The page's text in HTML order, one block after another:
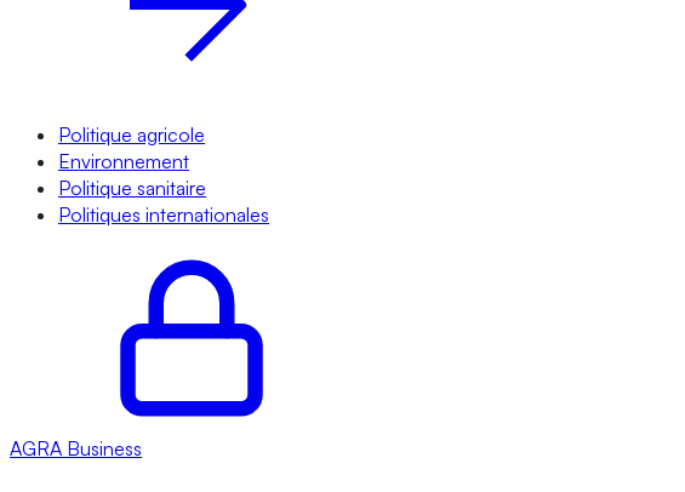
Politique agricole
Environnement
Politique sanitaire
Politiques internationales
AGRA Business